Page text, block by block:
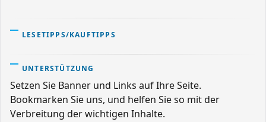
LESETIPPS/KAUFTIPPS
UNTERSTÜTZUNG
Setzen Sie Banner und Links auf Ihre Seite.
Bookmarken Sie uns, und helfen Sie so mit der
Verbreitung der wichtigen Inhalte.